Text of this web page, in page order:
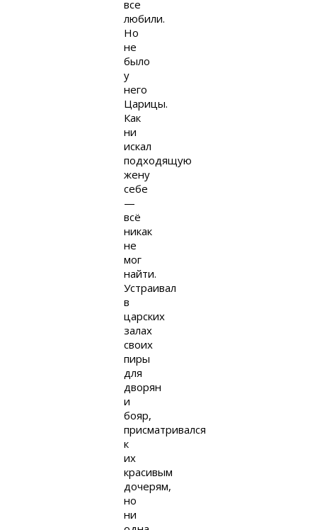
все
любили.
Но
не
было
у
него
Царицы.
Как
ни
искал
подходящую
жену
себе
—
всё
никак
не
мог
найти.
Устраивал
в
царских
залах
своих
пиры
для
дворян
и
бояр,
присматривался
к
их
красивым
дочерям,
но
ни